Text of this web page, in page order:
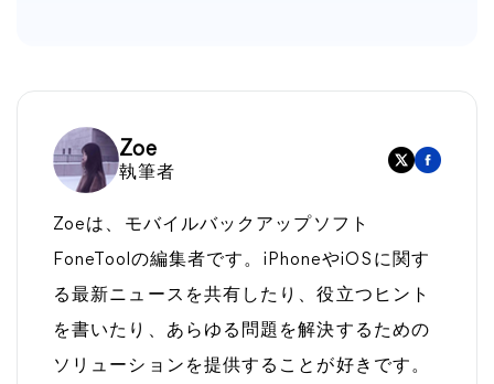
Zoe
執筆者
Zoeは、モバイルバックアップソフト
FoneToolの編集者です。iPhoneやiOSに関す
る最新ニュースを共有したり、役立つヒント
を書いたり、あらゆる問題を解決するための
ソリューションを提供することが好きです。